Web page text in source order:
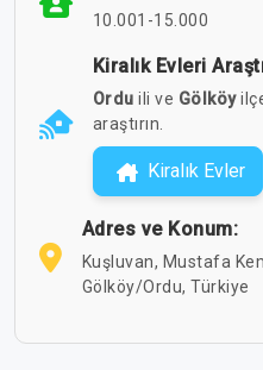
10.001-15.000
Kiralık Evleri
Ordu ili ve Gölköy
araştırın.
Kiralık Evler
Adres ve Konum:
Kuşluvan, Mustafa
Gölköy/Ordu, Türkiye